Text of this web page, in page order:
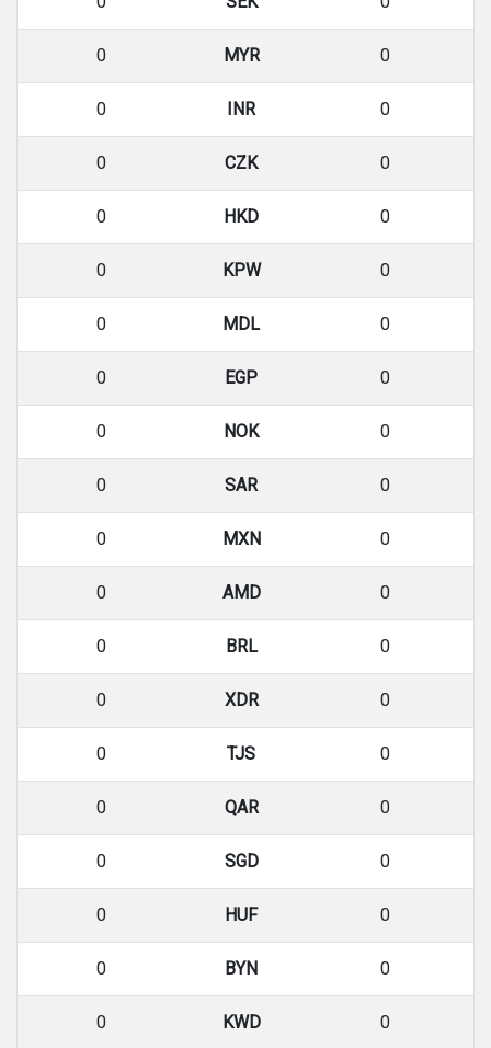
0 MYR 0
0 INR 0
0 CZK 0
0 HKD 0
0 KPW 0
0 MDL 0
0 EGP 0
0 NOK 0
0 SAR 0
0 MXN 0
0 AMD 0
0 BRL 0
0 XDR 0
0 TJS 0
0 QAR 0
0 SGD 0
0 HUF 0
0 BYN 0
0 KWD 0